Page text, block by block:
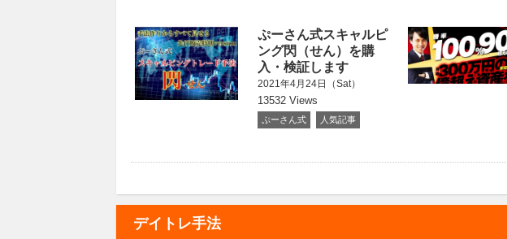
ぷーさん式スキャルピ
ング閃（せん）を購
入・検証します
2021年4月24日（Sat）
13532 Views
ぷーさん式 人気記事
デイトレ手法